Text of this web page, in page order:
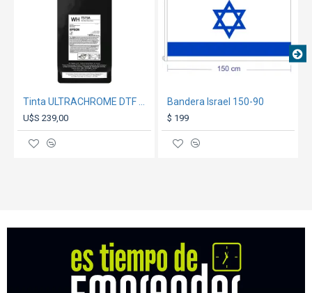
U$S 239,00
Bandera Israel 150-90
$ 199